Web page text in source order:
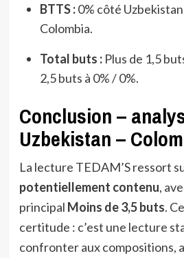
BTTS :0% côté
Colombia.
Total buts :Plus de 1,5
2,5 buts à 0% / 0%.
Conclusion –
Uzbekistan –
La lecture TEDAM’S ressort
potentiellement contenu,
principal Moins de 3,5 buts.
certitude : c’est une lecture
confronter aux compositions,